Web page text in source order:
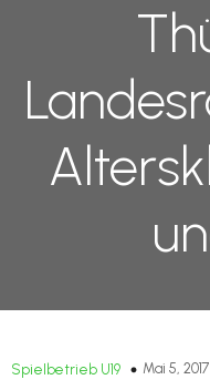
Spielbetrieb U19 Mai 5, 2017